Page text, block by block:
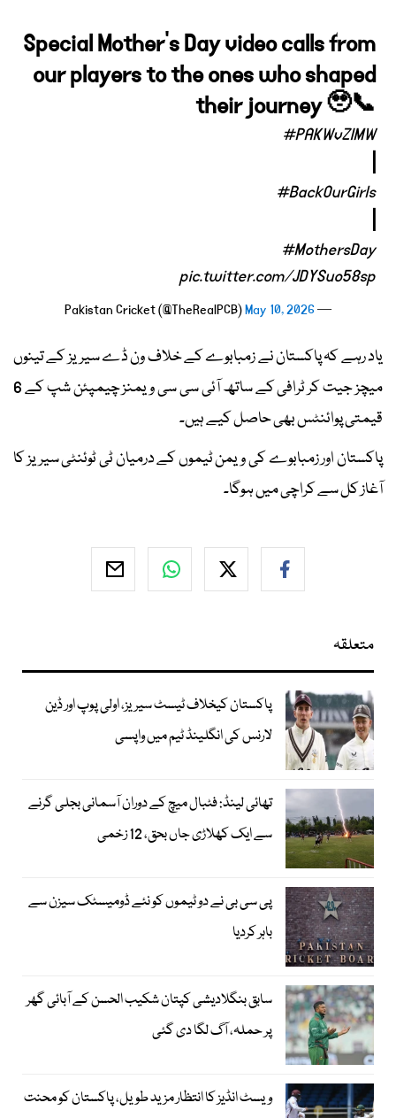
Special Mother's Day video calls from
our players to the ones who shaped
their journey 🥹📞
#PAKWvZIMW
#BackOurGirls
#MothersDay
pic.twitter.com/JDYSuo58sp
— Pakistan Cricket (@TheRealPCB)
May 10, 2026
یاد رہے کہ پاکستان نے زمبابوے کے خلاف ون ڈے سیریز کے تینوں
میچز جیت کر ٹرافی کے ساتھ آئی سی سی ویمنز چیمپئن شپ کے 6
قیمتی پوائنٹس بھی حاصل کیے ہیں۔
پاکستان اور زمبابوے کی ویمن ٹیموں کے درمیان ٹی ٹوئنٹی سیریز کا
آغاز کل سے کراچی میں ہوگا۔
متعلقہ
پاکستان کیخلاف ٹیسٹ سیریز، اولی پوپ اور ڈین
لارنس کی انگلینڈ ٹیم میں واپسی
تھائی لینڈ: فٹبال میچ کے دوران آسمانی بجلی گرنے
سے ایک کھلاڑی جاں بحق، 12 زخمی
پی سی بی نے دو ٹیموں کو نئے ڈومیسٹک سیزن سے
باہر کردیا
سابق بنگلادیشی کپتان شکیب الحسن کے آبائی گھر
پر حملہ، آگ لگا دی گئی
ویسٹ انڈیز کا انتظار مزید طویل، پاکستان کو محنت